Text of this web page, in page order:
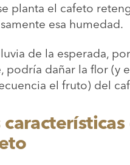
planta el cafeto
esa humedad.
de la esperada,
podría dañar la flor (y
el fruto) del